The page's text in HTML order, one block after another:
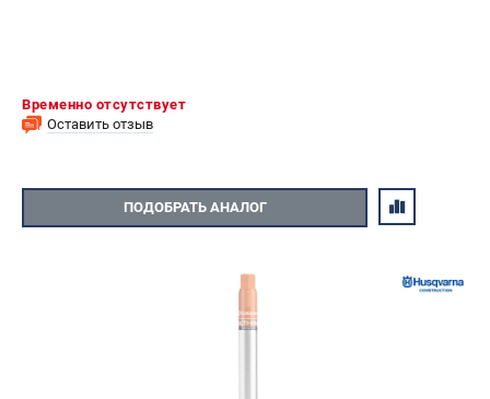
Временно отсутствует
Оставить отзыв
ПОДОБРАТЬ АНАЛОГ